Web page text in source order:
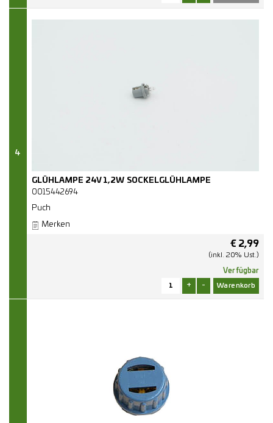
4
GLÜHLAMPE 24V 1,2W SOCKELGLÜHLAMPE
0015442694
Puch
Merken
€2,99
(inkl. 20% Ust.)
Verfügbar
+ -